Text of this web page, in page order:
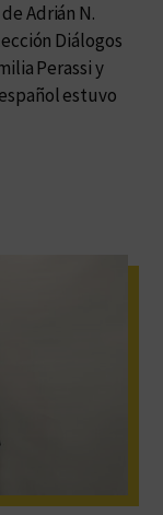
Adrián N.
Diálogos
Perassi y
estuvo